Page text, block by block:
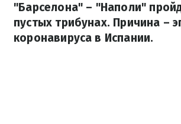
"Барселона" – "Наполи"
пустых трибунах. Причина –
коронавируса в Испании.